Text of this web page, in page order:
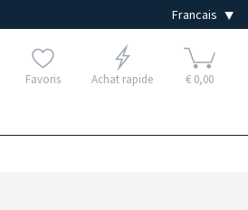
Favoris Achat rapide € 0,00